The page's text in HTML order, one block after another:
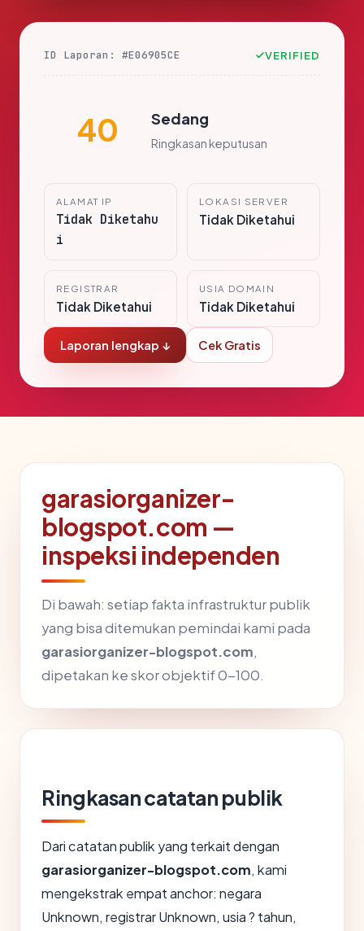
ID Laporan: #E06905CE VERIFIED
40 Sedang
Ringkasan keputusan
ALAMAT IP
Tidak Diketahu
i
LOKASI SERVER
Tidak Diketahui
REGISTRAR
Tidak Diketahui
USIA DOMAIN
Tidak Diketahui
Laporan lengkap ↓ Cek Gratis
garasiorganizer-
blogspot.com —
inspeksi independen
Di bawah: setiap fakta infrastruktur publik
yang bisa ditemukan pemindai kami pada
garasiorganizer-blogspot.com,
dipetakan ke skor objektif 0-100.
Ringkasan catatan publik
Dari catatan publik yang terkait dengan
garasiorganizer-blogspot.com, kami
mengekstrak empat anchor: negara
Unknown, registrar Unknown, usia ? tahun,